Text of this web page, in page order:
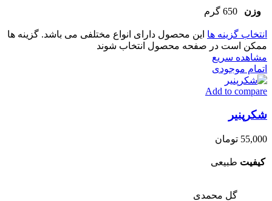
وزن 650 گرم
انتخاب گزینه ها این محصول دارای انواع مختلفی می باشد. گزینه ها
ممکن است در صفحه محصول انتخاب شوند
مشاهده سریع
اتمام موجودی
Add to compare
شکرپنیر
55,000 تومان
کیفیت طبیعی
گل محمدی